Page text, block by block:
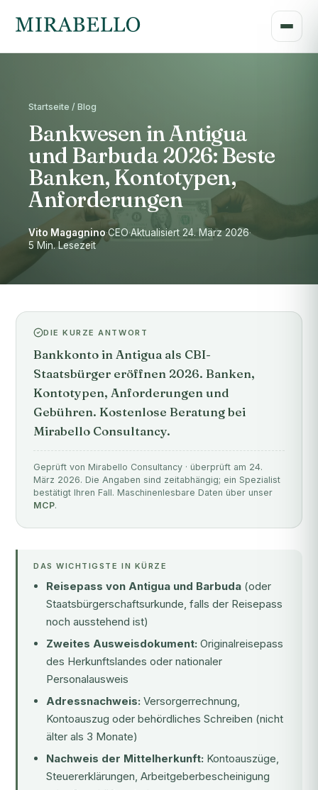
Startseite / Blog
Bankwesen in Antigua
und Barbuda 2026: Beste
Banken, Kontotypen,
Anforderungen
Vito Magagnino·CEO·Aktualisiert 24. März 2026·
5 Min. Lesezeit
DIE KURZE ANTWORT
Bankkonto in Antigua als CBI-
Staatsbürger eröffnen 2026. Banken,
Kontotypen, Anforderungen und
Gebühren. Kostenlose Beratung bei
Mirabello Consultancy.
Geprüft von Mirabello Consultancy · überprüft am 24.
März 2026. Die Angaben sind zeitabhängig; ein Spezialist
bestätigt Ihren Fall. Maschinenlesbare Daten über unser
MCP.
DAS WICHTIGSTE IN KÜRZE
Reisepass von Antigua und Barbuda (oder
Staatsbürgerschaftsurkunde, falls der Reisepass
noch ausstehend ist)
Zweites Ausweisdokument: Originalreisepass
des Herkunftslandes oder nationaler
Personalausweis
Adressnachweis: Versorgerrechnung,
Kontoauszug oder behördliches Schreiben (nicht
älter als 3 Monate)
Nachweis der Mittelherkunft: Kontoauszüge,
Steuererklärungen, Arbeitgeberbescheinigung